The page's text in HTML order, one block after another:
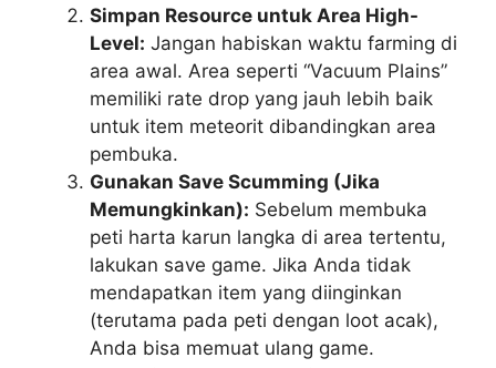
Simpan Resource untuk Area High-
Level: Jangan habiskan waktu farming di
area awal. Area seperti “Vacuum Plains”
memiliki rate drop yang jauh lebih baik
untuk item meteorit dibandingkan area
pembuka.
Gunakan Save Scumming (Jika
Memungkinkan): Sebelum membuka
peti harta karun langka di area tertentu,
lakukan save game. Jika Anda tidak
mendapatkan item yang diinginkan
(terutama pada peti dengan loot acak),
Anda bisa memuat ulang game.